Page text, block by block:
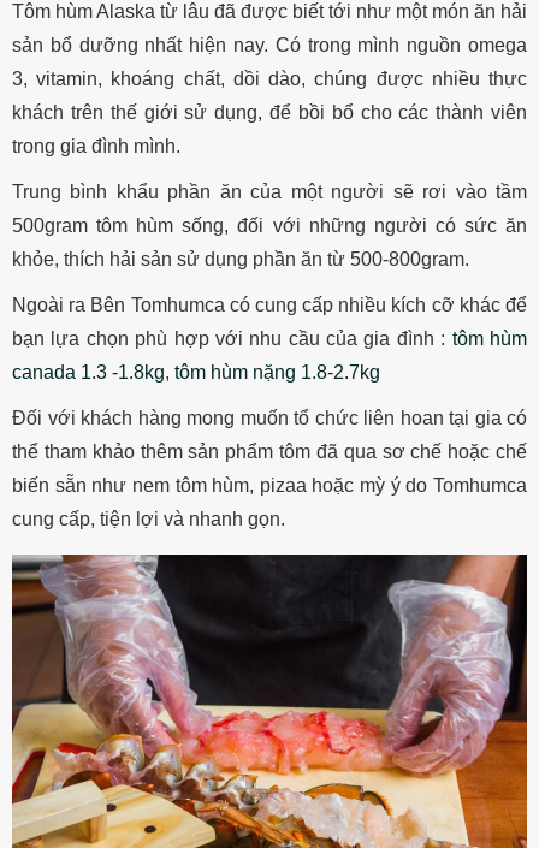
Tôm hùm Alaska từ lâu đã được biết tới như một món ăn hải
sản bổ dưỡng nhất hiện nay. Có trong mình nguồn omega
3, vitamin, khoáng chất, dồi dào, chúng được nhiều thực
khách trên thế giới sử dụng, để bồi bổ cho các thành viên
trong gia đình mình.
Trung bình khẩu phần ăn của một người sẽ rơi vào tầm
500gram tôm hùm sống, đối với những người có sức ăn
khỏe, thích hải sản sử dụng phần ăn từ 500-800gram.
Ngoài ra Bên Tomhumca có cung cấp nhiều kích cỡ khác để
bạn lựa chọn phù hợp với nhu cầu của gia đình : tôm hùm
canada 1.3 -1.8kg, tôm hùm nặng 1.8-2.7kg
Đối với khách hàng mong muốn tổ chức liên hoan tại gia có
thể tham khảo thêm sản phẩm tôm đã qua sơ chế hoặc chế
biến sẵn như nem tôm hùm, pizaa hoặc mỳ ý do Tomhumca
cung cấp, tiện lợi và nhanh gọn.